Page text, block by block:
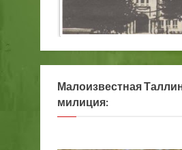
Малоизвестная
милиция: